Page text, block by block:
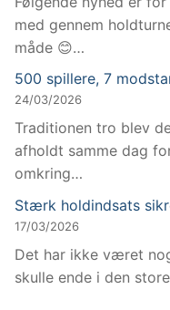
med gennem
måde 😊…
500 spillere, 7
24/03/2026
Traditionen tro blev
afholdt samme dag
omkring…
Stærk holdindsats
17/03/2026
Det har ikke været
skulle ende i den